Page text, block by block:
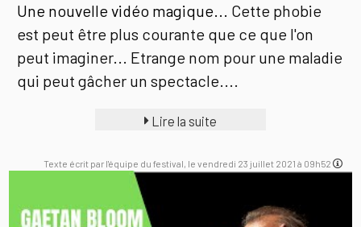
Une nouvelle vidéo magique... Cette phobie
est peut être plus courante que ce que l'on
peut imaginer... Etrange nom pour une maladie
qui peut gâcher un spectacle....
Lire la suite
Texte écrit par l'équipe du festival, le vendredi 23 juillet 2021 à 09h52